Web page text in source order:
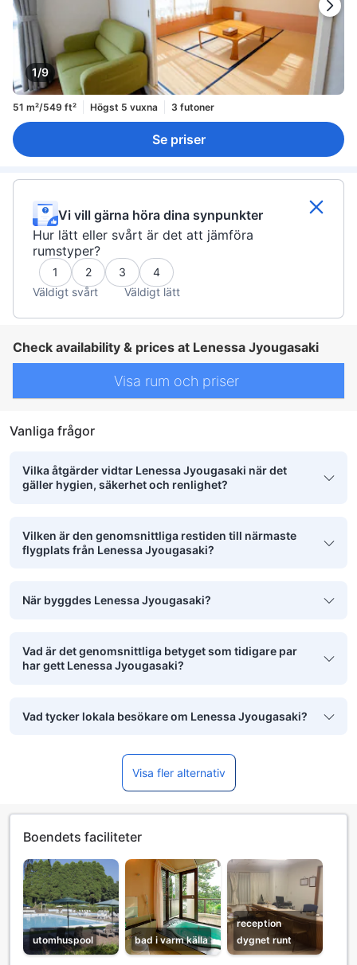
1/9
51 m²/549 ft² Högst 5 vuxna 3 futoner
Se priser
Vi vill gärna höra dina synpunkter
Hur lätt eller svårt är det att jämföra
rumstyper?
1 2 3
4
Väldigt svårt
Väldigt lätt
Check availability & prices at Lenessa Jyougasaki
Visa rum och priser
Vanliga frågor
Vilka åtgärder vidtar Lenessa Jyougasaki när det
gäller hygien, säkerhet och renlighet?
Vilken är den genomsnittliga restiden till närmaste
flygplats från Lenessa Jyougasaki?
När byggdes Lenessa Jyougasaki?
Vad är det genomsnittliga betyget som tidigare par
har gett Lenessa Jyougasaki?
Vad tycker lokala besökare om Lenessa Jyougasaki?
Visa fler alternativ
Boendets faciliteter
utomhuspool bad i varm källa
reception
dygnet runt